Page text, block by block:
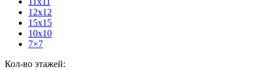
12х12
15х15
10х10
7×7
Кол-во этажей: